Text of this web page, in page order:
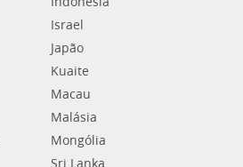
Israel
Japão
Kuaite
Macau
Malásia
Mongólia
Sri Lanka